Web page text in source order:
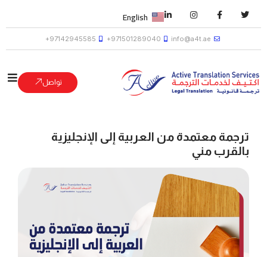
info@a4t.ae
971501289040+
97142945585+
English
تواصل
ترجمة معتمدة من العربية إلى الإنجليزية
بالقرب مني